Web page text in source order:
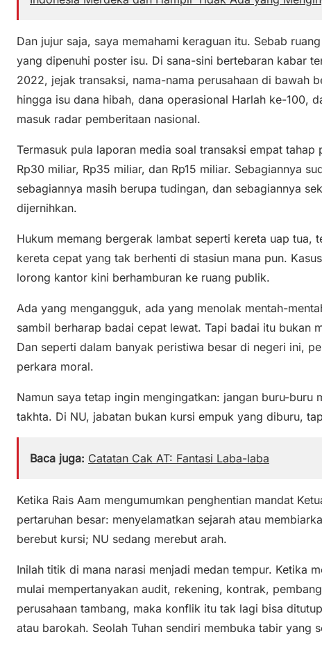
Dan jujur saja, saya memahami keraguan itu. Sebab
yang dipenuhi poster isu. Di sana-sini bertebaran kabar
2022, jejak transaksi, nama-nama perusahaan di bawah
hingga isu dana hibah, dana operasional Harlah ke-100,
masuk radar pemberitaan nasional.
Termasuk pula laporan media soal transaksi empat
Rp30 miliar, Rp35 miliar, dan Rp15 miliar. Sebagiannya
sebagiannya masih berupa tudingan, dan sebagiannya
dijernihkan.
Hukum memang bergerak lambat seperti kereta uap tua,
kereta cepat yang tak berhenti di stasiun mana pun.
lorong kantor kini berhamburan ke ruang publik.
Ada yang mengangguk, ada yang menolak mentah-
sambil berharap badai cepat lewat. Tapi badai itu bukan
Dan seperti dalam banyak peristiwa besar di negeri ini,
perkara moral.
Namun saya tetap ingin mengingatkan: jangan buru-buru
takhta. Di NU, jabatan bukan kursi empuk yang diburu,
Baca juga: Catatan Cak AT: Fantasi Laba-laba
Ketika Rais Aam mengumumkan penghentian mandat
pertaruhan besar: menyelamatkan sejarah atau
berebut kursi; NU sedang merebut arah.
Inilah titik di mana narasi menjadi medan tempur. Ketika
mulai mempertanyakan audit, rekening, kontrak,
perusahaan tambang, maka konflik itu tak lagi bisa
atau barokah. Seolah Tuhan sendiri membuka tabir yang